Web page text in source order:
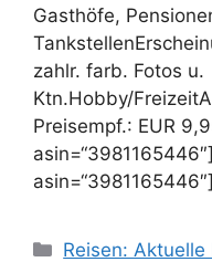
Gasthöfe,
zahlr. farb. Fotos u.
Ktn.Hobby/
Preisempf.: EUR
asin=“3981165446″]
Kategorien
Reisen: Aktuelle